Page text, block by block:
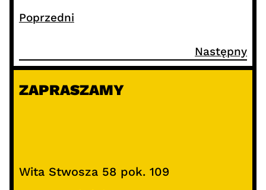
Poprzedni
Następny
ZAPRASZAMY
Wita Stwosza 58 pok. 109